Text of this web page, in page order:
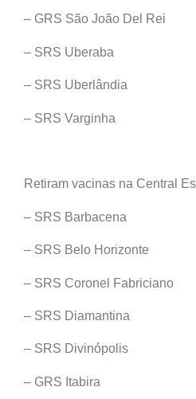
– GRS São João Del Rei
– SRS Uberaba
– SRS Uberlândia
– SRS Varginha
Retiram vacinas na Central
– SRS Barbacena
– SRS Belo Horizonte
– SRS Coronel Fabriciano
– SRS Diamantina
– SRS Divinópolis
– GRS Itabira